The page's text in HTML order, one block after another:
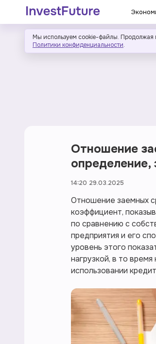
Мы используем cookie-файлы. Продолжая
Политики конфиденциальности.
Отношение
определение,
14:20 29.03.2025
Отношение заемных
коэффициент,
по сравнению с
предприятия и его
уровень этого
нагрузкой, в то
использовании